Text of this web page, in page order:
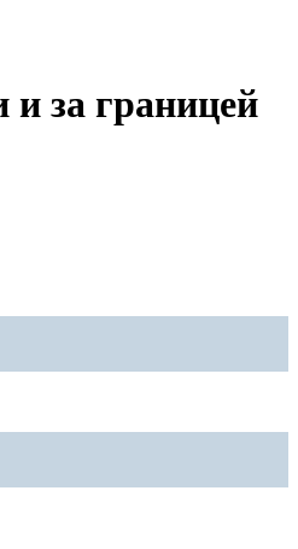
за границей